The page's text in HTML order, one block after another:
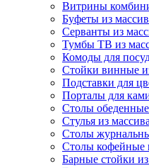
Витрины
Буфеты из
Серванты из
Тумбы ТВ из
Комоды для
Стойки винные
Подставки для
Порталы для
Столы обеденные
Стулья из
Столы
Столы кофейные
Барные стойки